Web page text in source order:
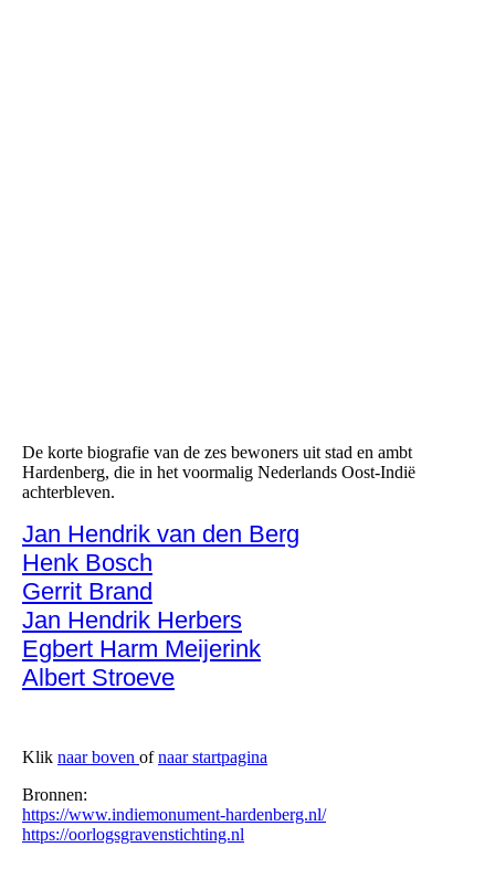
De korte biografie van de zes bewoners uit stad en ambt
Hardenberg, die in het voormalig Nederlands Oost-Indië
achterbleven.
Jan Hendrik van den Berg
Henk Bosch
Gerrit Brand
Jan Hendrik Herbers
Egbert Harm Meijerink
Albert Stroeve
Klik naar boven ofnaar startpagina
Bronnen:
https://www.indiemonument-hardenberg.nl/
https://oorlogsgravenstichting.nl